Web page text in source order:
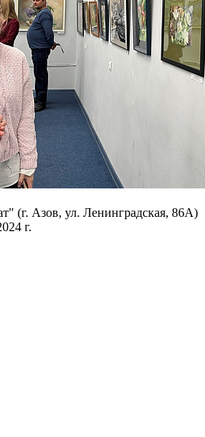
(г. Азов, ул. Ленинградская, 86А)
г.